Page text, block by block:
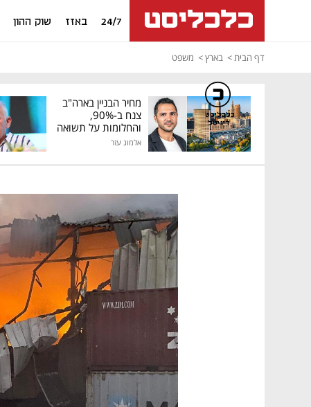
24/7 באזז שוק ההון
דף הבית בארץ משפט
מחיר הבניין בארה"ב
צנח ב-90%,
והחלומות על תשואה
גבוהה התנפצו
אלמוג עזר
כלכליסט
דיגיטל